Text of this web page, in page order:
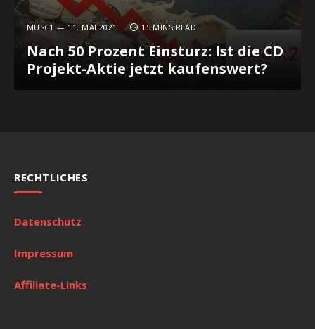
MUSC1 11. MAI 2021 15 MINS READ
Nach 50 Prozent Einsturz: Ist die CD
Projekt-Aktie jetzt kaufenswert?
RECHTLICHES
Datenschutz
Impressum
Affiliate-Links